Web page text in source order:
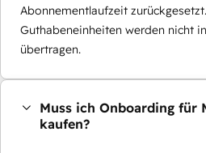
Abonnementlaufzeit
Guthabeneinheiten werden nicht
übertragen.
Muss ich Onboarding für
kaufen?